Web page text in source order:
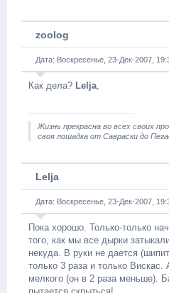
zoolog
Дата: Воскресенье, 23-Дек-2007,
Как дела? Lelja,
Жизнь прекрасна во всех своих
своя лошадка от Савраски до
Lelja
Дата: Воскресенье, 23-Дек-2007,
Пока хорошо. Только-только
того, как мы все дырки
некуда. В руки не дается
только 3 раза и только
мелкого (он в 2 раза меньше).